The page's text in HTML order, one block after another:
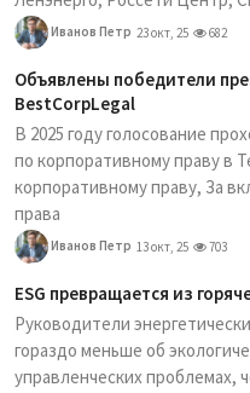
Иванов Петр 23 окт, 25 682
Объявлены победители
BestCorpLegal
В 2025 году голосование
по корпоративному праву в
корпоративному праву, За
права
Иванов Петр 13 окт, 25 703
ESG превращается из
Руководители
гораздо меньше об
управленческих проблемах,